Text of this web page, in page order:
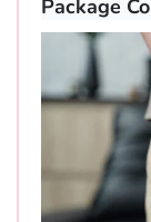
Package